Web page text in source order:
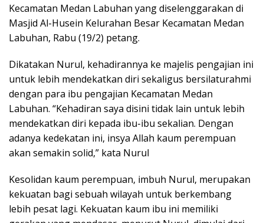
Kecamatan Medan Labuhan yang diselenggarakan di
Masjid Al-Husein Kelurahan Besar Kecamatan Medan
Labuhan, Rabu (19/2) petang.
Dikatakan Nurul, kehadirannya ke majelis pengajian ini
untuk lebih mendekatkan diri sekaligus bersilaturahmi
dengan para ibu pengajian Kecamatan Medan
Labuhan. “Kehadiran saya disini tidak lain untuk lebih
mendekatkan diri kepada ibu-ibu sekalian. Dengan
adanya kedekatan ini, insya Allah kaum perempuan
akan semakin solid,” kata Nurul
Kesolidan kaum perempuan, imbuh Nurul, merupakan
kekuatan bagi sebuah wilayah untuk berkembang
lebih pesat lagi. Kekuatan kaum ibu ini memiliki